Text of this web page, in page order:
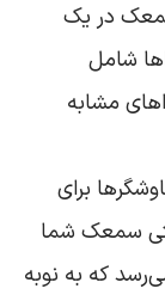
در یک
شامل
مشابه
برای
سمعک شما
که به نوبه